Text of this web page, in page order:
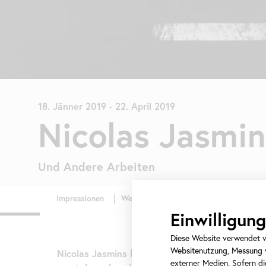
18. Jänner 2019 - 22. April 2019
Nicolas Jasmin
Und Andere Arbeiten
Nicolas Jasmins künstlerischer Ansatz lässt
Diese Website verwendet
Websitenutzung,
externer Medien. Sofern